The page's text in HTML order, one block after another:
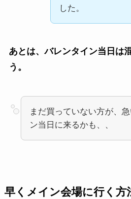
した。
あとは、バレンタイン当日は
う。
まだ買っていない方が、
ン当日に来るかも、、
早くメイン会場に行く方